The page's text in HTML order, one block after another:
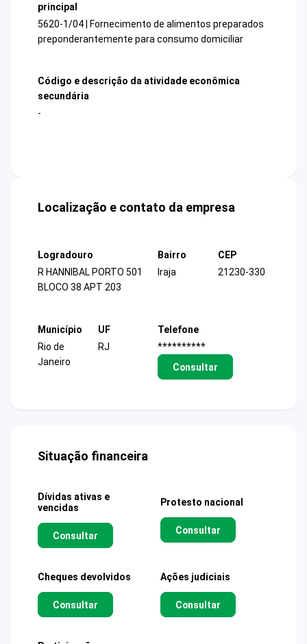
principal
5620-1/04 | Fornecimento de alimentos preparados
preponderantemente para consumo domiciliar
Código e descrição da atividade econômica
secundária
-
Localização e contato da empresa
Logradouro
R HANNIBAL PORTO 501
BLOCO 38 APT 203
Bairro
Iraja
CEP
21230-330
Município
Rio de
Janeiro
UF
RJ
Telefone
**********
Consultar
Situação financeira
Dívidas ativas e
vencidas
Consultar
Protesto nacional
Consultar
Cheques devolvidos
Consultar
Ações judiciais
Consultar